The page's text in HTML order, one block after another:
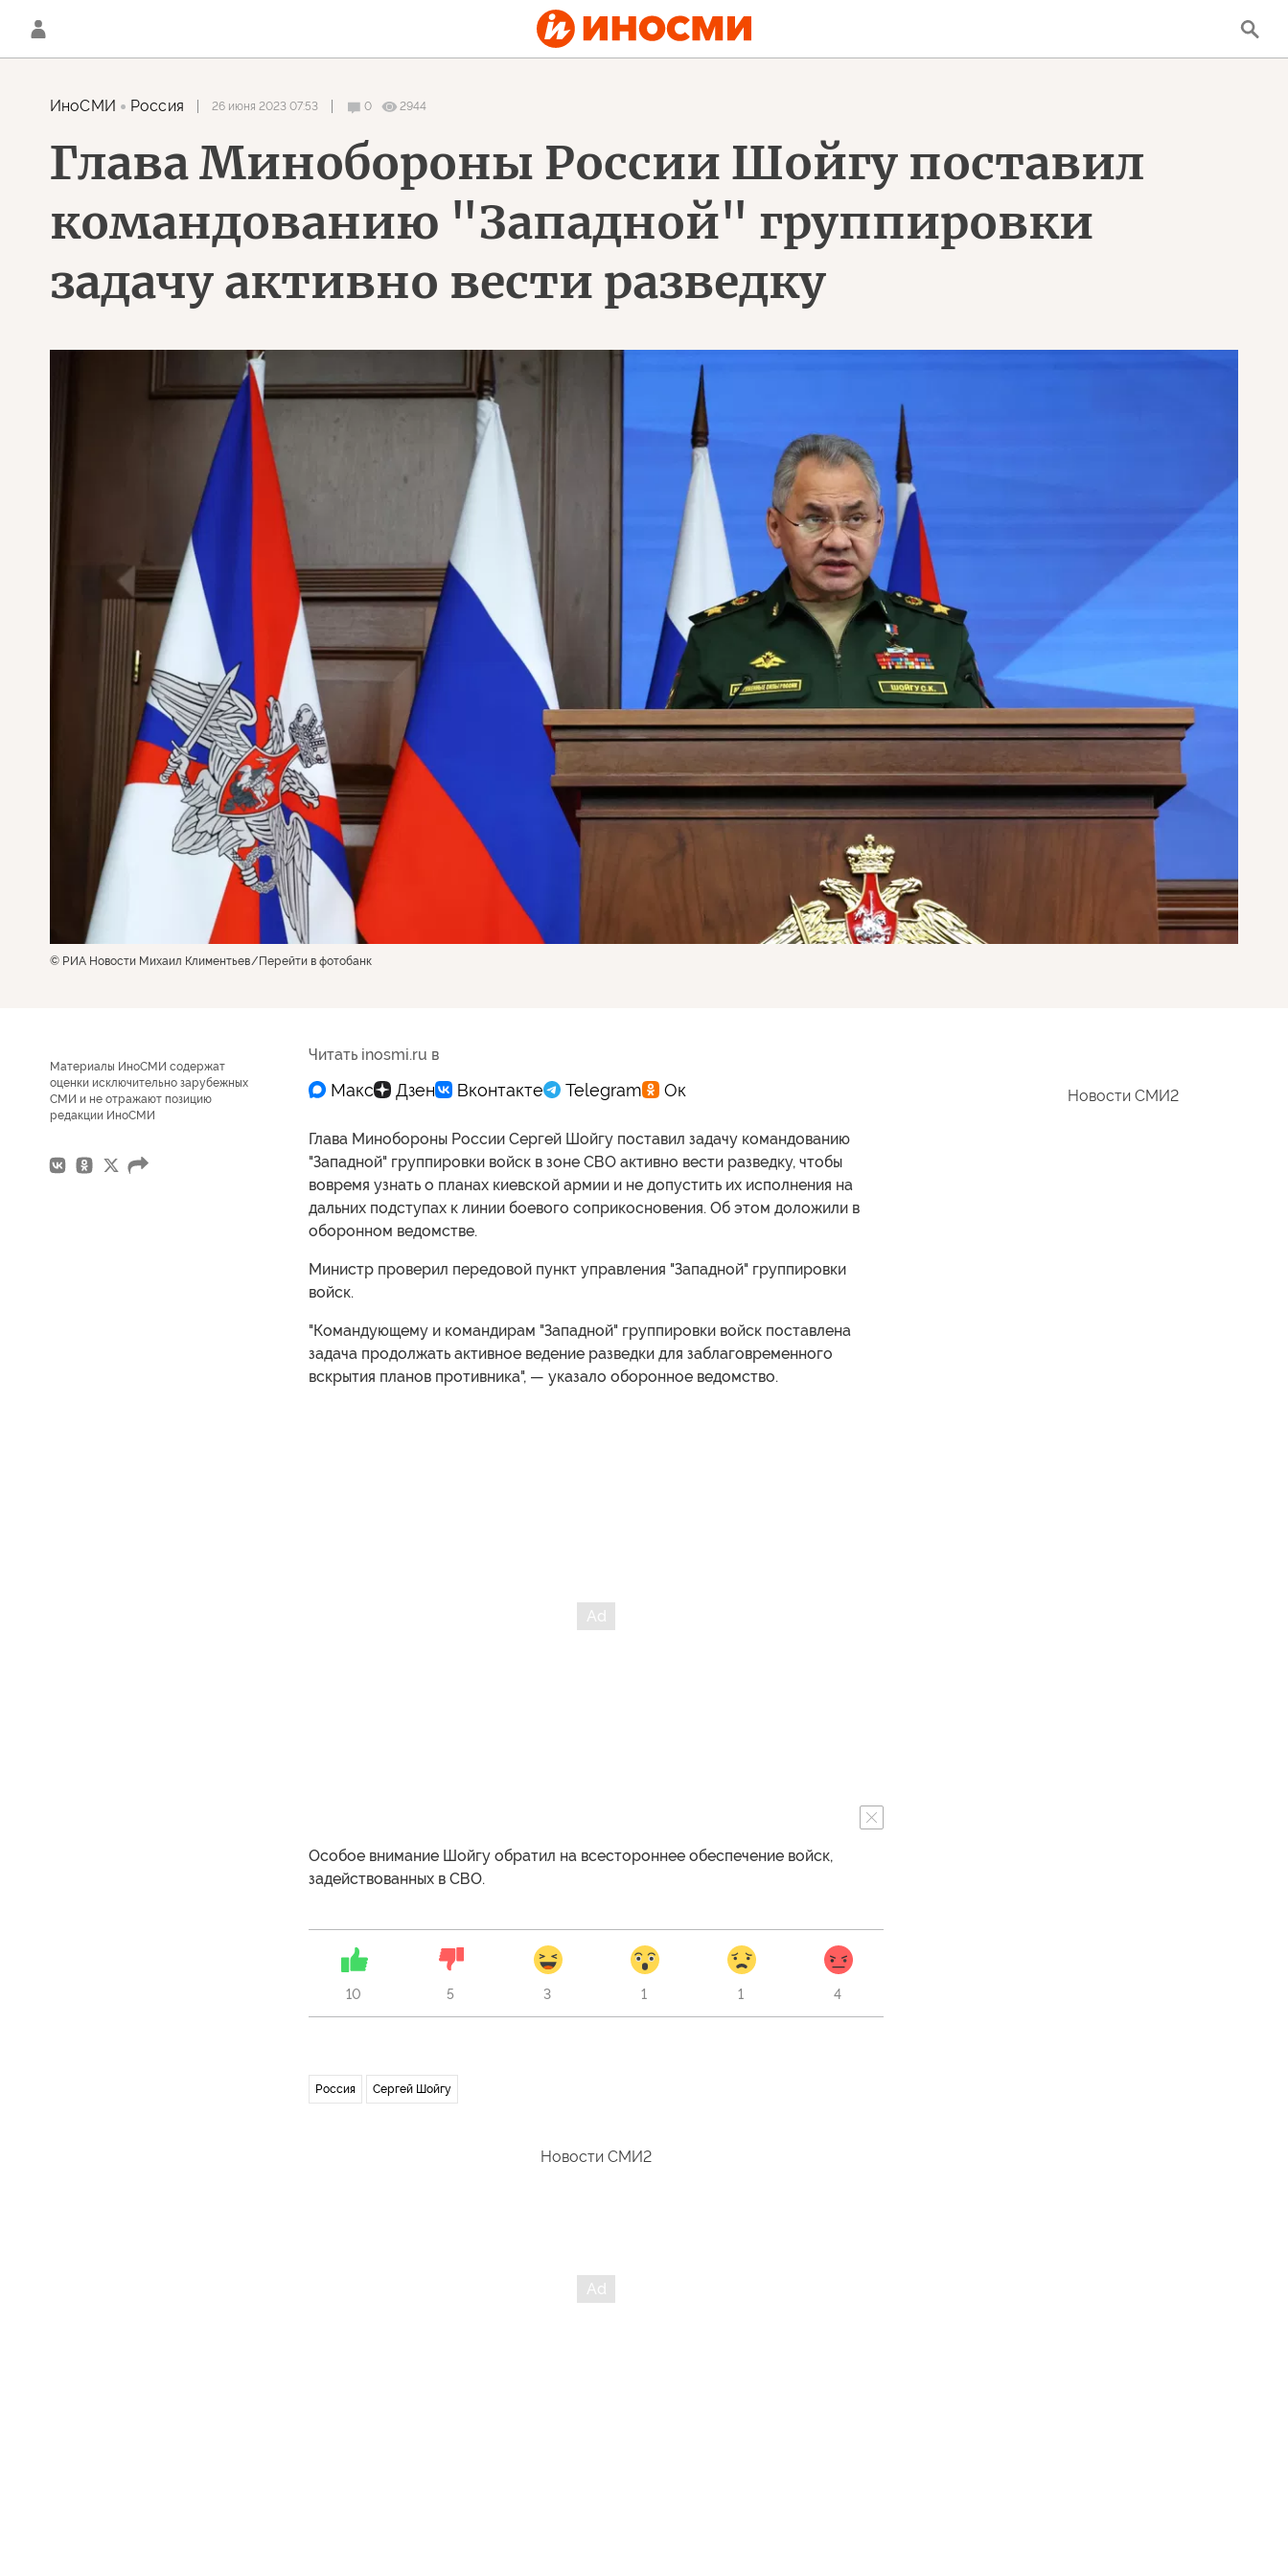
ИноСМИ Россия 26 июня 2023 07:53 0 2944
Глава Минобороны России Шойгу поставил
командованию "Западной" группировки
задачу активно вести разведку
© РИА Новости Михаил Климентьев Перейти в фотобанк
Материалы ИноСМИ содержат
оценки исключительно зарубежных
СМИ и не отражают позицию
редакции ИноСМИ
Читать inosmi.ru в
Глава Минобороны России Сергей Шойгу поставил задачу командованию
"Западной" группировки войск в зоне СВО активно вести разведку, чтобы
вовремя узнать о планах киевской армии и не допустить их исполнения на
дальних подступах к линии боевого соприкосновения. Об этом доложили в
оборонном ведомстве.
Министр проверил передовой пункт управления "Западной" группировки
войск.
"Командующему и командирам "Западной" группировки войск поставлена
задача продолжать активное ведение разведки для заблаговременного
вскрытия планов противника", — указало оборонное ведомство.
Особое внимание Шойгу обратил на всестороннее обеспечение войск,
задействованных в СВО.
10 5 3 1 1 4
Россия Сергей Шойгу
Новости СМИ2
Новости СМИ2